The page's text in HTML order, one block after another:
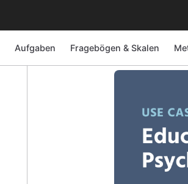
Aufgaben Fragebögen & Skalen